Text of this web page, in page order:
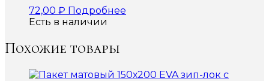
72,00 ₽ Подробнее
Есть в наличии
Похожие товары